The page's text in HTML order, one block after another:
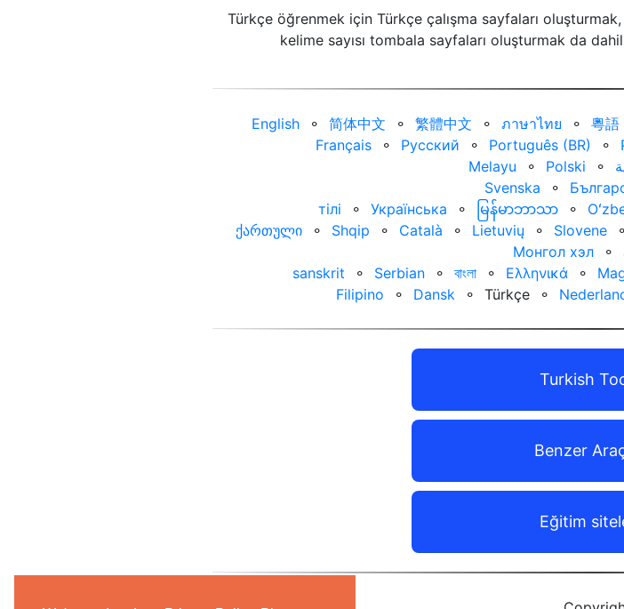
Türkçe öğrenmek için Türkçe çalışma sayfaları
kelime sayısı tombala sayfaları oluşturmak da
English ⚬ 简体中文 ⚬ 繁體中文 ⚬ ภาษาไทย ⚬ 粵語
Français
⚬ Русский ⚬ Português (BR) ⚬
Melayu
⚬ Polski ⚬
Svenska
⚬
тілі
⚬ Українська ⚬ မြန်မာဘာသာ ⚬
ქართული
⚬ Shqip ⚬ Català ⚬ Lietuvių ⚬ Slovene ⚬
Монгол хэл
⚬
sanskrit
⚬ Serbian ⚬ বাংলা ⚬ Ελληνικά ⚬
Filipino
⚬ Dansk ⚬ Türkçe ⚬
Turkish
Benzer
Eğitim